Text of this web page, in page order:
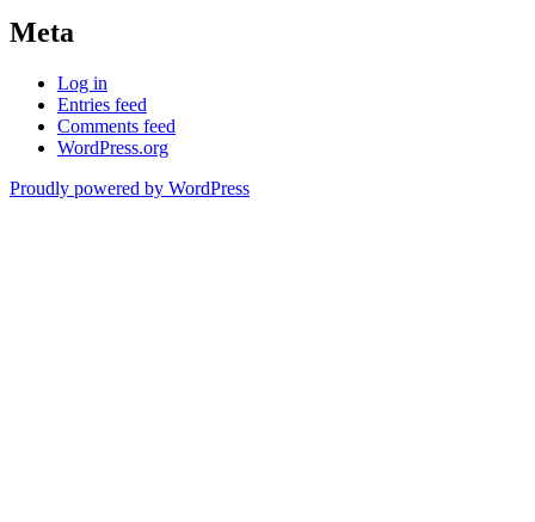
Meta
Log in
Entries feed
Comments feed
WordPress.org
Proudly powered by WordPress